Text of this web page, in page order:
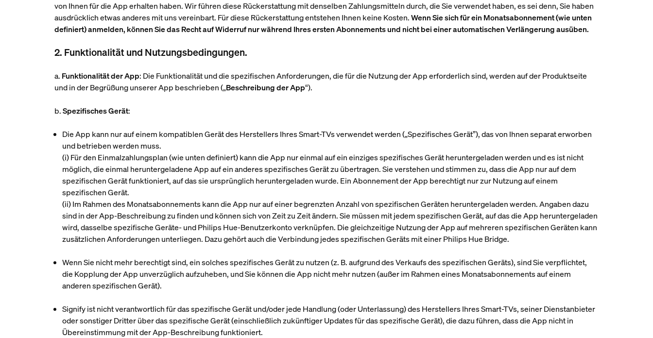
von Ihnen für die App erhalten haben. Wir führen diese Rückerstattung mit denselben Zahlungsmitteln durch, die Sie verwendet haben, es sei denn, Sie haben
ausdrücklich etwas anderes mit uns vereinbart. Für diese Rückerstattung entstehen Ihnen keine Kosten.Wenn Sie sich für ein Monatsabonnement (wie unten
definiert) anmelden, können Sie das Recht auf Widerruf nur während Ihres ersten Abonnements und nicht bei einer automatischen Verlängerung ausüben.
2. Funktionalität und Nutzungsbedingungen.
a. Funktionalität der App: Die Funktionalität und die spezifischen Anforderungen, die für die Nutzung der App erforderlich sind, werden auf der Produktseite
und in der Begrüßung unserer App beschrieben („Beschreibung der App“).
b.Spezifisches Gerät:
Die App kann nur auf einem kompatiblen Gerät des Herstellers Ihres Smart-TVs verwendet werden („Spezifisches Gerät”), das von Ihnen separat erworben
und betrieben werden muss.
(i)Für den Einmalzahlungsplan (wie unten definiert) kann die App nur einmal auf ein einziges spezifisches Gerät heruntergeladen werden und es ist nicht
möglich, die einmal heruntergeladene App auf ein anderes spezifisches Gerät zu übertragen. Sie verstehen und stimmen zu, dass die App nur auf dem
spezifischen Gerät funktioniert, auf das sie ursprünglich heruntergeladen wurde. Ein Abonnement der App berechtigt nur zur Nutzung auf einem
spezifischen Gerät.
(ii)Im Rahmen des Monatsabonnements kann die App nur auf einer begrenzten Anzahl von spezifischen Geräten heruntergeladen werden. Angaben dazu
sind in der App-Beschreibung zu finden und können sich von Zeit zu Zeit ändern. Sie müssen mit jedem spezifischen Gerät, auf das die App heruntergeladen
wird, dasselbe spezifische Geräte- und Philips Hue-Benutzerkonto verknüpfen. Die gleichzeitige Nutzung der App auf mehreren spezifischen Geräten kann
zusätzlichen Anforderungen unterliegen. Dazu gehört auch die Verbindung jedes spezifischen Geräts mit einer Philips Hue Bridge.
Wenn Sie nicht mehr berechtigt sind, ein solches spezifisches Gerät zu nutzen (z. B. aufgrund des Verkaufs des spezifischen Geräts), sind Sie verpflichtet,
die Kopplung der App unverzüglich aufzuheben, und Sie können die App nicht mehr nutzen (außer im Rahmen eines Monatsabonnements auf einem
anderen spezifischen Gerät).
Signify ist nicht verantwortlich für das spezifische Gerät und/oder jede Handlung (oder Unterlassung) des Herstellers Ihres Smart-TVs, seiner Dienstanbieter
oder sonstiger Dritter über das spezifische Gerät (einschließlich zukünftiger Updates für das spezifische Gerät), die dazu führen, dass die App nicht in
Übereinstimmung mit der App-Beschreibung funktioniert.